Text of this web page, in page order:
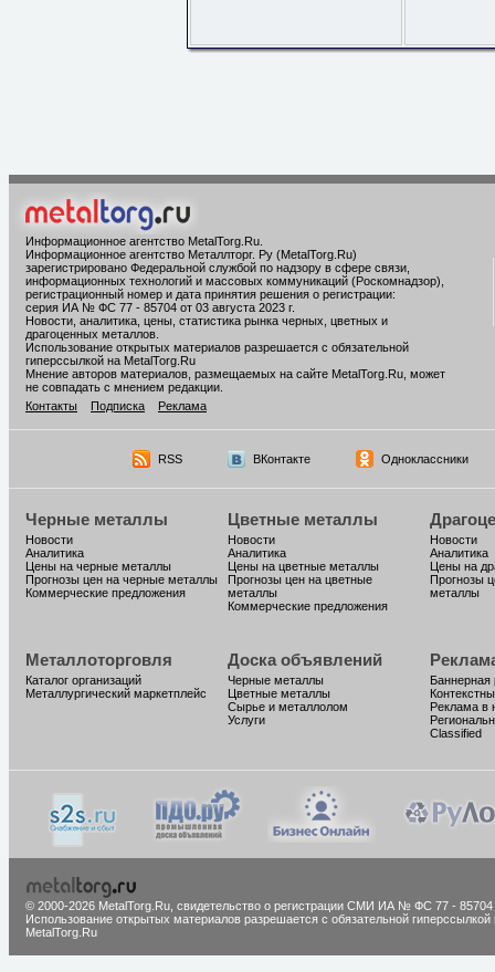
Информационное агентство MetalTorg.Ru
Информационное агентство Металлторг. Ру (MetalTorg.Ru)
зарегистрировано Федеральной службой по надзору в сфере связи,
информационных технологий и массовых коммуникаций (Роскомнадзор),
регистрационный номер и дата принятия решения о регистрации:
серия ИА № ФС 77 - 85704 от 03 августа 2023 г.
Новости, аналитика, цены, статистика рынка черных, цветных и
драгоценных металлов.
Использование открытых материалов разрешается с обязательной
гиперссылкой на MetalTorg.Ru
Мнение авторов материалов, размещаемых на сайте MetalTorg.Ru, может
не совпадать с мнением редакции.
Контакты
Подписка Реклама
RSS ВКонтакте Одноклассники
Черные металлы
Новости
Аналитика
Цены на черные металлы
Прогнозы цен на черные металлы
Коммерческие предложения
Цветные металлы
Новости
Аналитика
Цены на цветные металлы
Прогнозы цен на цветные
металлы
Коммерческие предложения
Новости
Аналитика
Цены на
Прогнозы
металлы
Металлоторговля
Каталог организаций
Металлургический маркетплейс
Доска объявлений
Черные металлы
Цветные металлы
Сырье и металлолом
Услуги
Баннерная
Реклама в
Classified
© 2000-2026 MetalTorg.Ru, cвидетельство о регистрации СМИ ИА № ФС 77 - 85704
Использование открытых материалов разрешается с обязательной гиперссылкой
MetalTorg.Ru